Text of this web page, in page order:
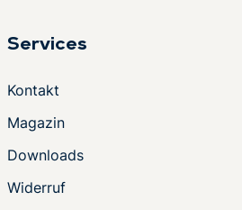
Services
Kontakt
Magazin
Downloads
Widerruf